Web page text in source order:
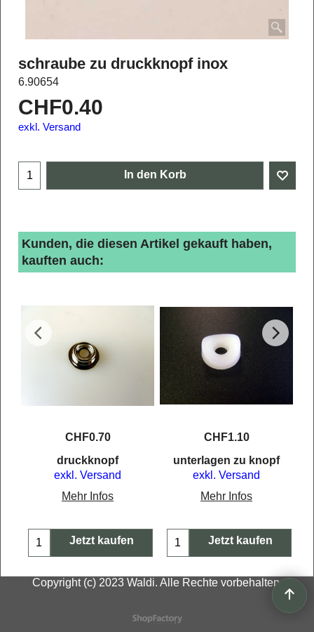
schraube zu druckknopf inox
6.90654
CHF0.40
exkl. Versand
In den Korb
Kunden, die diesen Artikel gekauft haben,
kauften auch:
CHF0.70
druckknopf
exkl. Versand
Mehr Infos
Jetzt kaufen
CHF1.10
unterlagen zu knopf
exkl. Versand
Mehr Infos
Jetzt kaufen
Copyright (c) 2023 Waldi. Alle Rechte vorbehalten.
WebShop erstellt mit
ShopFactory Shop